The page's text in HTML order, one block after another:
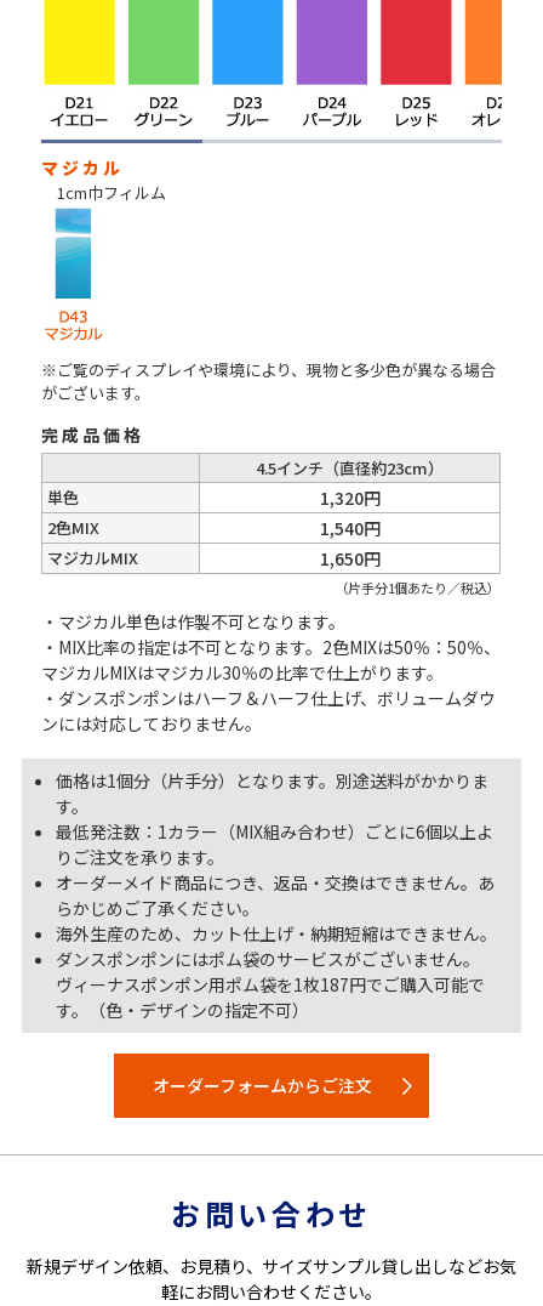
マジカル
1cm巾フィルム
※ご覧のディスプレイや環境により、現物と多少色が異なる場合
がございます。
完成品価格
（片手分1個あたり／税込）
4.5インチ（直径約23cm）
単色
1,320円
2色MIX 1,540円
マジカルMIX 1,650円
・マジカル単色は作製不可となります。
・MIX比率の指定は不可となります。2色MIXは50％：50％、
マジカルMIXはマジカル30％の比率で仕上がります。
・ダンスポンポンはハーフ＆ハーフ仕上げ、ボリュームダウ
ンには対応しておりません。
価格は1個分（片手分）となります。別途送料がかかりま
す。
最低発注数：1カラー（MIX組み合わせ）ごとに6個以上よ
りご注文を承ります。
オーダーメイド商品につき、返品・交換はできません。あ
らかじめご了承ください。
海外生産のため、カット仕上げ・納期短縮はできません。
ダンスポンポンにはポム袋のサービスがございません。
ヴィーナスポンポン用ポム袋を1枚187円でご購入可能で
す。（色・デザインの指定不可）
オーダーフォームからご注文
お問い合わせ
新規デザイン依頼、お見積り、サイズサンプル貸し出しなどお気
軽にお問い合わせください。